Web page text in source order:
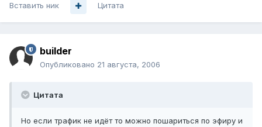
Вставить ник Цитата
builder
Опубликовано 21 августа, 2006
Цитата
Но если трафик не идёт то можно пошариться по эфиру и